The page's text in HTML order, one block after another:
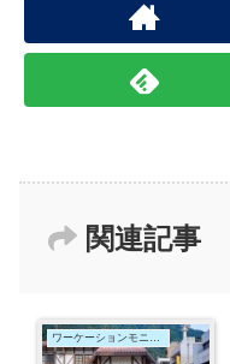
関連記事